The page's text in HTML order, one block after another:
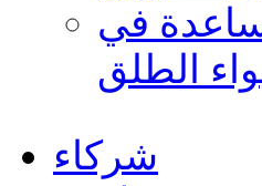
في
الطلق
شركاء